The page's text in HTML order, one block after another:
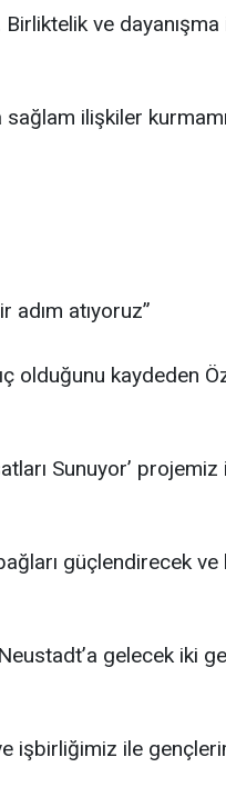
ve
ilişkiler
adım atıyoruz”
olduğunu kaydeden
Sunuyor’
güçlendirecek
Neustadt’a gelecek iki
işbirliğimiz ile